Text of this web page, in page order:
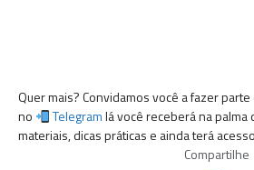
Quer mais? Convidamos você a fazer
no
Telegramlá você receberá na palma
materiais, dicas práticas e ainda terá
Compartilhe